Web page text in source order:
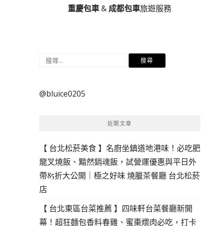
重慶包車& 成都包車旅遊服務
搜
鍵
@bluice0205
近期文章
【 台北松菸美食 】名廚坐鎮道地港味！必吃肥
龍叉燒飯、黯然銷魂飯，試營運優惠與平日外
帶85折大公開｜極之好味 燒臘茶餐廳 台北松菸
店
【 台北東區台菜推薦 】四味軒台菜餐廳新開
幕！超狂麵包香料春雞、蜜棗煨肉必吃，打卡